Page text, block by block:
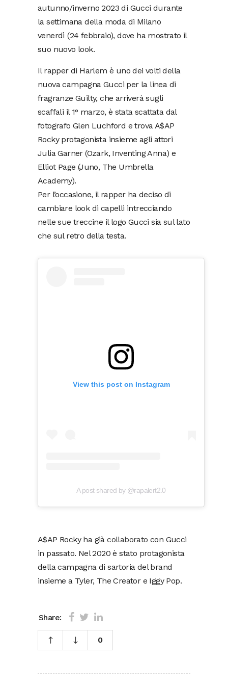
autunno/inverno 2023 di Gucci durante
la settimana della moda di Milano
venerdì (24 febbraio), dove ha mostrato il
suo nuovo look.
Il rapper di Harlem è uno dei volti della
nuova campagna Gucci per la linea di
fragranze Guilty, che arriverà sugli
scaffali il 1° marzo, è stata scattata dal
fotografo Glen Luchford e trova A$AP
Rocky protagonista insieme agli attori
Julia Garner (Ozark, Inventing Anna) e
Elliot Page (Juno, The Umbrella
Academy).
Per l’occasione, il rapper ha deciso di
cambiare look di capelli intrecciando
nelle sue treccine il logo Gucci sia sul lato
che sul retro della testa.
View this post on Instagram
A post shared by @rapalert2.0
A$AP Rocky ha giàcollaborato con Gucci
in passato. Nel 2020 è stato protagonista
della campagna di sartoria del brand
insieme a Tyler, The Creator e Iggy Pop.
Share:
0